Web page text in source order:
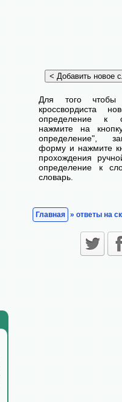
Для того чтобы
кроссвордиста
определение к
нажмите на
определение",
форму и нажмите
прохождения
определение к
словарь.
Главная » ответы на